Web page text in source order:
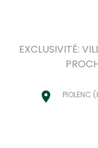
EXCLUSIVITÉ:
PIOLENC